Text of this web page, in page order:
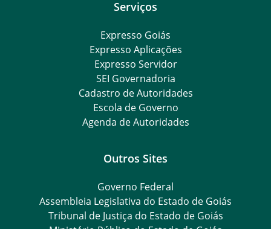
Serviços
Expresso Goiás
Expresso Aplicações
Expresso Servidor
SEI Governadoria
Cadastro de Autoridades
Escola de Governo
Agenda de Autoridades
Outros Sites
Governo Federal
Assembleia Legislativa do Estado de Goiás
Tribunal de Justiça do Estado de Goiás